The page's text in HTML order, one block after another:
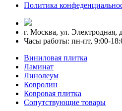
Политика
г. Москва, ул. Электродная,
Часы работы: пн-пт, 9:00-
Виниловая плитка
Ламинат
Линолеум
Ковролин
Ковровая плитка
Сопутствующие товары